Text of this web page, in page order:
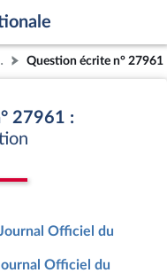
Question écrite n° 27961
27961 :
Officiel du
Officiel du